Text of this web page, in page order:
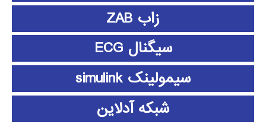
زاب ZAB
سیگنال ECG
سیمولینک simulink
شبکه آدلاین